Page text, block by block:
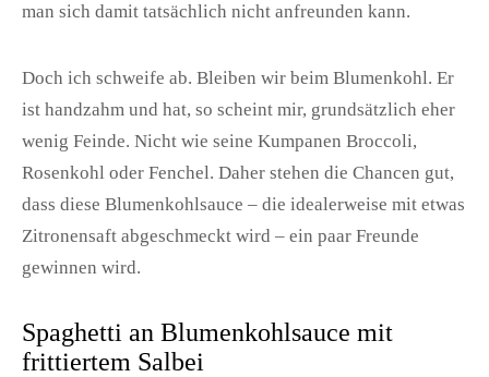
man sich damit tatsächlich nicht anfreunden kann.
Doch ich schweife ab. Bleiben wir beim Blumenkohl. Er
ist handzahm und hat, so scheint mir, grundsätzlich eher
wenig Feinde. Nicht wie seine Kumpanen Broccoli,
Rosenkohl oder Fenchel. Daher stehen die Chancen gut,
dass diese Blumenkohlsauce – die idealerweise mit etwas
Zitronensaft abgeschmeckt wird – ein paar Freunde
gewinnen wird.
Spaghetti an Blumenkohlsauce mit
frittiertem Salbei